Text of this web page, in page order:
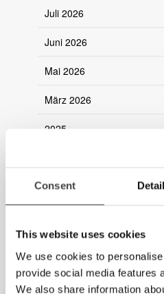
Consent
This website uses cookies
We use cookies to
provide social media features
We also share information
Juli 2026
Juni 2026
Mai 2026
März 2026
2025
2023
2020